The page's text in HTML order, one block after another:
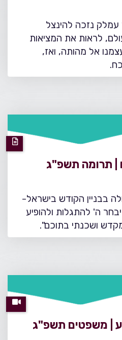
נזכה להינצל
לראות את המציאות
אל מהותה, ואז,
| תרומה תשפ"ג
בבניין הקודש בישראל-
ה' להתגלות ולהופיע
ושכנתי בתוכם".
| משפטים תשפ"ג